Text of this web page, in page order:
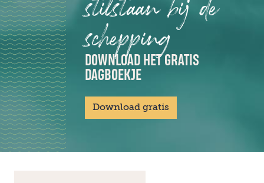
schepping
DOWNLOAD HET GRATIS
DAGBOEKJE
Download gratis